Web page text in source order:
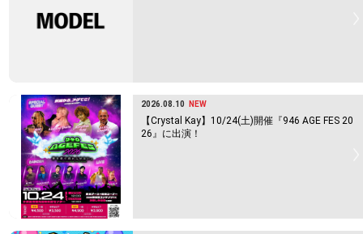
2026.08.10 NEW
【Crystal Kay】10/24(土)開催『946 AGE FES 20
26』に出演！